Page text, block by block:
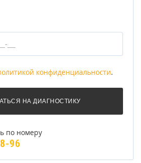
конфиденциальности.
по номеру
96